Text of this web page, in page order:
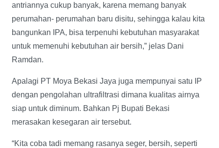
antriannya cukup banyak, karena memang banyak
perumahan- perumahan baru disitu, sehingga kalau kita
bangunkan IPA, bisa terpenuhi kebutuhan masyarakat
untuk memenuhi kebutuhan air bersih,” jelas Dani
Ramdan.
Apalagi PT Moya Bekasi Jaya juga mempunyai satu IP
dengan pengolahan ultrafiltrasi dimana kualitas airnya
siap untuk diminum. Bahkan Pj Bupati Bekasi
merasakan kesegaran air tersebut.
“Kita coba tadi memang rasanya seger, bersih, seperti